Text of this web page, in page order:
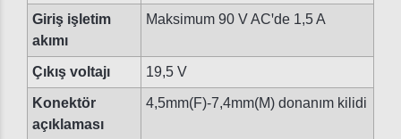
Giriş işletim
akımı
Maksimum 90 V ACꞌde 1,5 A
Çıkış voltajı 19,5 V
Konektör
açıklaması
4,5mm(F)-7,4mm(M) donanım kilidi